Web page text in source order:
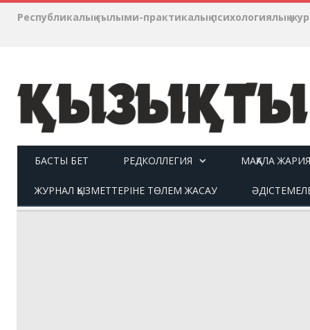
Республикалық ғылыми-практикалық психологиялық
БАСТЫ БЕТ РЕДКОЛЛЕГИЯ МАҚАЛА
ЖУРНАЛ ҚЫЗМЕТТЕРІНЕ ТӨЛЕМ ЖАСАУ